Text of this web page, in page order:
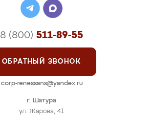
г. Шатура
ул. Жарова, 41
8 (800) 511-89-55
ОБРАТНЫЙ ЗВОНОК
corp-renessans@yandex.ru